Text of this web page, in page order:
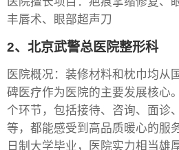
丰唇术、眼部超声刀
2、北京武警总医院整形科
医院概况：装修材料和枕巾均从
碑医疗作为医院的主要发展核心
个环节，包括接待、咨询、面诊
等，都能感受到高品质暖心的服
日制大学毕业，医院实力相当雄